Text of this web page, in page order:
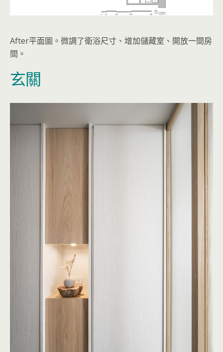
After平面圖。微調了衛浴尺寸、增加儲藏室、開放一間房
間。
玄關